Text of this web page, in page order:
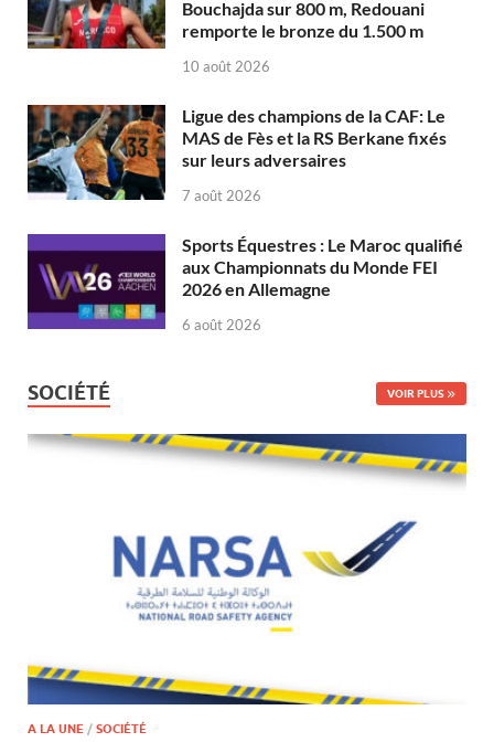
Bouchajda sur 800 m, Redouani
remporte le bronze du 1.500 m
10 août 2026
Ligue des champions de la CAF: Le
MAS de Fès et la RS Berkane fixés
sur leurs adversaires
7 août 2026
Sports Équestres : Le Maroc qualifié
aux Championnats du Monde FEI
2026 en Allemagne
6 août 2026
SOCIÉTÉ VOIR PLUS
A LA UNE / SOCIÉTÉ